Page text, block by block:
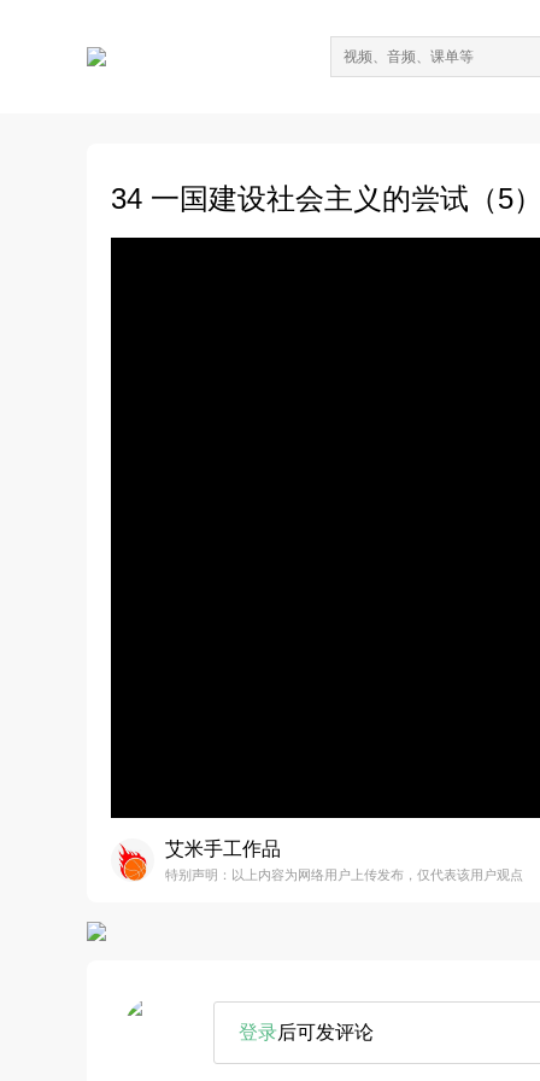
34 一国建设社会主义的尝试（5）
艾米手工作品
特别声明：以上内容为网络用户上传发布，仅代表该用户观点
登录后可发评论